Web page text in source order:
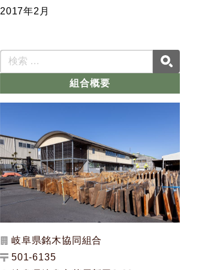
2017年2月
組合概要
岐阜県銘木協同組合
501-6135